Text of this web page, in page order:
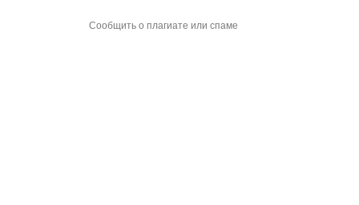
Сообщить о плагиате или спаме